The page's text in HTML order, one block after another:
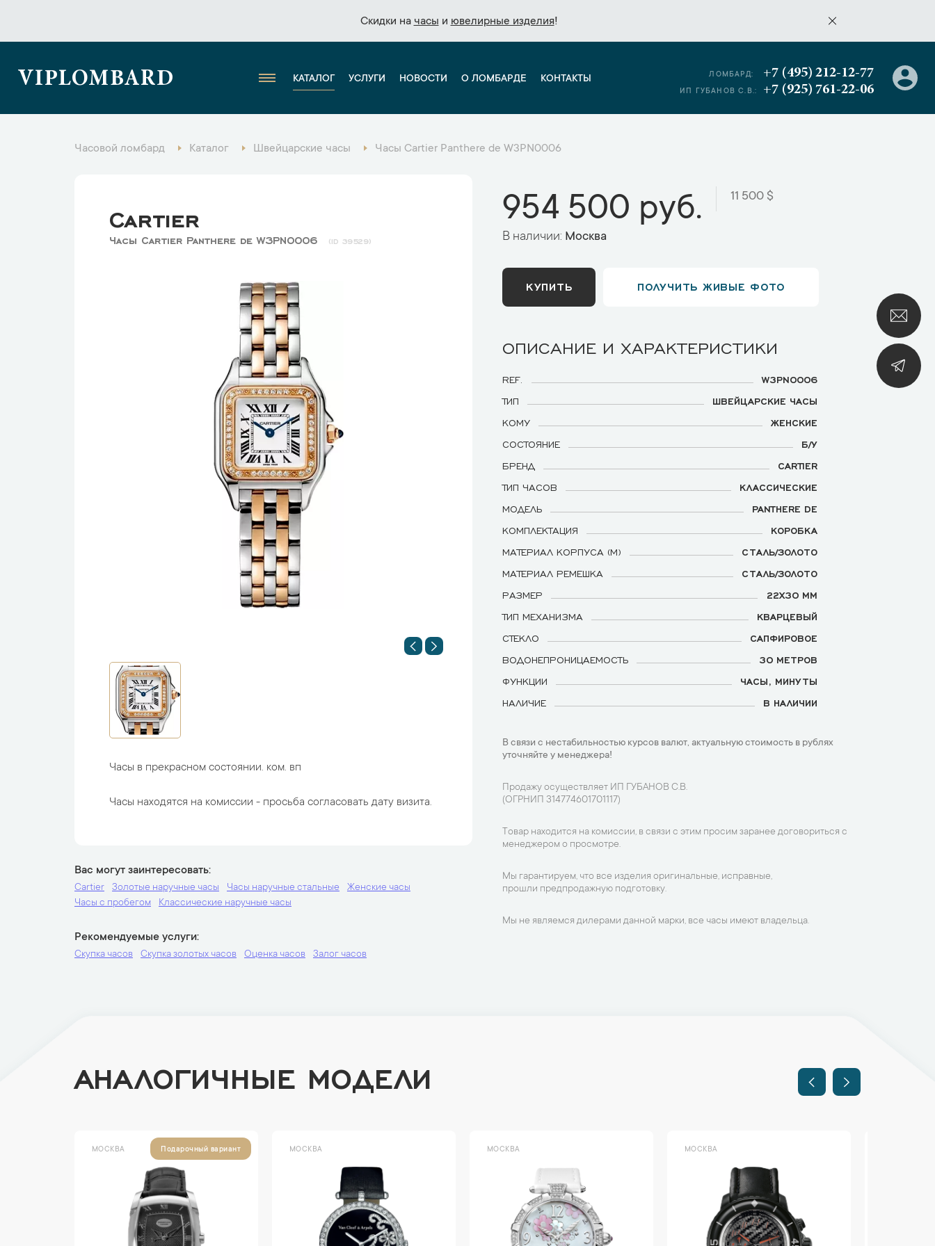
Скидки на часы и ювелирные изделия!
Скидки на часы и ювелирные изделия!
VIPLOMBARD КАТАЛОГ УСЛУГИ НОВОСТИ О ЛОМБАРДЕ КОНТАКТЫ ЛОМБАРД: +7 (495) 212-12-77
ИП ГУБАНОВ С.В.: +7 (925) 761-22-06
Часовой ломбард Каталог Швейцарские часы Часы Cartier Panthere de W3PN0006
Cartier
Часы Cartier Panthere de W3PN0006 39529
Часы в прекрасном состоянии. ком. вп
Часы находятся на комиссии - просьба согласовать дату визита.
Вас могут заинтересовать
Cartier Золотые наручные часы Часы наручные стальные
Женские часы
Часы с пробегом
Классические наручные часы
Рекомендуемые услуги
Скупка часов Скупка золотых часов Оценка часов Залог часов
954 500 руб. 11 500 $
В наличии: Москва
КУПИТЬ ПОЛУЧИТЬ ЖИВЫЕ ФОТО
ОПИСАНИЕ И ХАРАКТЕРИСТИКИ
REF.
W3PN0006
ТИП
ШВЕЙЦАРСКИЕ ЧАСЫ
КОМУ
ЖЕНСКИЕ
СОСТОЯНИЕ
Б/У
БРЕНД
CARTIER
ТИП ЧАСОВ
КЛАССИЧЕСКИЕ
МОДЕЛЬ
PANTHERE DE
КОМПЛЕКТАЦИЯ
КОРОБКА
МАТЕРИАЛ КОРПУСА (М)
СТАЛЬ/ЗОЛОТО
МАТЕРИАЛ РЕМЕШКА
СТАЛЬ/ЗОЛОТО
РАЗМЕР
22Х30 ММ
ТИП МЕХАНИЗМА
КВАРЦЕВЫЙ
СТЕКЛО
САПФИРОВОЕ
ВОДОНЕПРОНИЦАЕМОСТЬ
30 МЕТРОВ
ФУНКЦИИ
ЧАСЫ, МИНУТЫ
НАЛИЧИЕ
В НАЛИЧИИ
В связи с нестабильностью курсов валют, актуальную стоимость в рублях
уточняйте у менеджера!
Продажу осуществляет ИП ГУБАНОВ С.В.
(ОГРНИП 314774601701117)
Товар находится на комиссии, в связи с этим просим заранее договориться с
менеджером о просмотре.
Мы гарантируем, что все изделия оригинальные, исправные,
прошли предпродажную подготовку.
Мы не являемся дилерами данной марки, все часы имеют владельца.
АНАЛОГИЧНЫЕ МОДЕЛИ
МОСКВА Подарочный вариант МОСКВА МОСКВА МОСКВА